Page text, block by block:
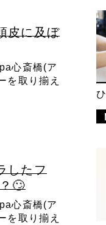
皮に及ぼ
心斎橋(ア
を取り揃え
したフ
🙄
心斎橋(ア
を取り揃え